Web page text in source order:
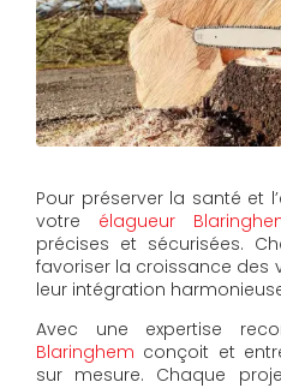
Pour préserver la santé et
votre élagueur
précises et sécurisées.
favoriser la croissance des
leur intégration
Avec une expertise
Blaringhem conçoit et
sur mesure. Chaque